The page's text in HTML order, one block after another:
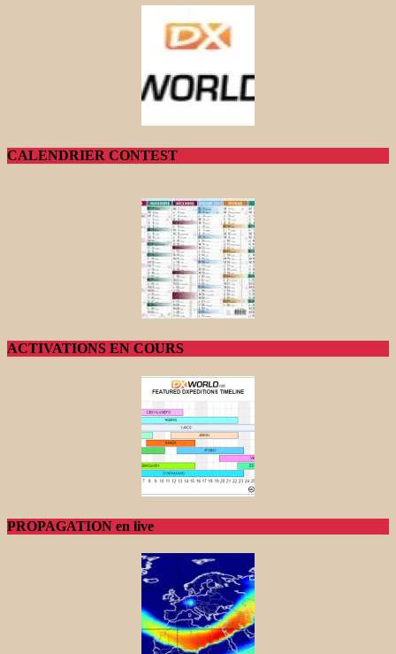
CALENDRIER CONTEST
ACTIVATIONS EN COURS
PROPAGATION en live